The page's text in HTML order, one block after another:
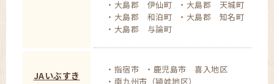
大島郡 伊仙町
大島郡 天城町
大島郡 和泊町
大島郡 知名町
大島郡 与論町
JAいぶすき
指宿市
鹿児島市 喜入地区
南九州市（頴娃地区）